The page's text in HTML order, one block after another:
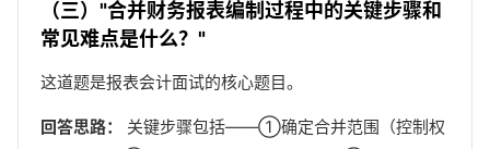
（三）"合并财务报表编制过程中的关键步骤和
常见难点是什么？"
这道题是报表会计面试的核心题目。
回答思路：
关键步骤包括——①确定合并范围（控制权